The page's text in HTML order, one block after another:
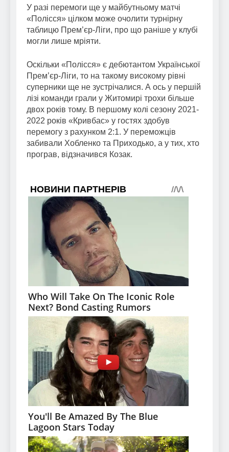
У разі перемоги ще у майбутньому матчі
«Полісся» цілком може очолити турнірну
таблицю Прем’єр-Ліги, про що раніше у клубі
могли лише мріяти.
Оскільки «Полісся» є дебютантом Української
Прем’єр-Ліги, то на такому високому рівні
суперники ще не зустрічалися. А ось у першій
лізі команди грали у Житомирі трохи більше
двох років тому. В першому колі сезону 2021-
2022 років «Кривбас» у гостях здобув
перемогу з рахунком 2:1. У переможців
забивали Хобленко та Приходько, а у тих, хто
програв, відзначився Козак.